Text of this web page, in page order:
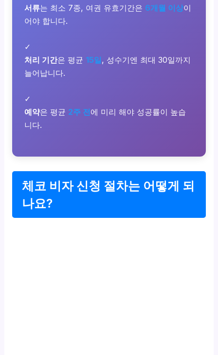
서류는 최소 7종, 여권 유효기간은 6개월 이상이
어야 합니다.
✓
처리 기간은 평균 15일, 성수기엔 최대 30일까지
늘어납니다.
✓
예약은 평균 2주 전에 미리 해야 성공률이 높습
니다.
체코 비자 신청 절차는 어떻게 되
나요?